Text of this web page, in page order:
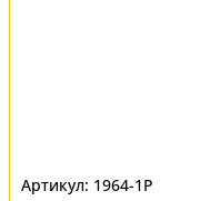
1964-1P